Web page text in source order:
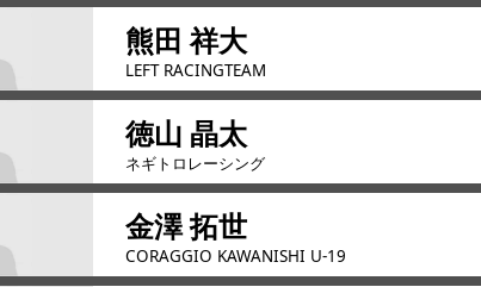
熊田 祥大
LEFT RACINGTEAM
徳山 晶太
ネギトロレーシング
金澤 拓世
CORAGGIO KAWANISHI U-19